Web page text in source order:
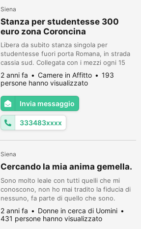
Siena
Stanza per studentesse 300
euro zona Coroncina
Libera da subito stanza singola per
studentesse fuori porta Romana, in strada
cassia sud. Collegata con i mezzi ogni 15
minuti. Immersa nel verde, la casa presenta
altre tre stanze e due bagni, salotto e
cucina grande
2 anni fa Camere in Affitto
193
persone hanno visualizzato
Invia messaggio
333483xxxx
Siena
Cercando la mia anima gemella.
Sono molto leale con tutti quelli che mi
conoscono, non ho mai tradito la fiducia di
nessuno, fa parte di quello che sono.
Penso di essere intelligente, sono uno
studente d'onore. Prendo molto sul serio gli
impegni, se vuoi cose belle dalla vita devi
2 anni fa
Donne in cerca di Uomini
431 persone hanno visualizzato